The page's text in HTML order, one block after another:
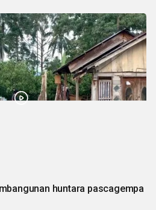
huntara pascagempa